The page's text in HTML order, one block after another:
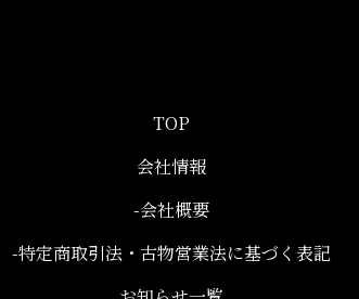
TOP
会社情報
-会社概要
-特定商取引法・古物営業法に基づく表記